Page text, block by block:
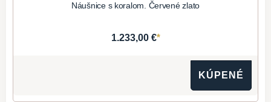
Náušnice s koralom. Červené zlato
1.233,00 €*
KÚPENÉ